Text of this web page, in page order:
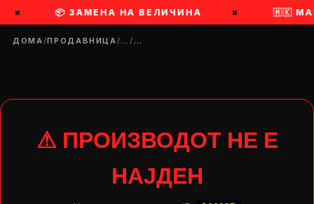
× 📦 ЗАМЕНА НА ВЕЛИЧИНА × 🇲🇰
ДОМА/ПРОДАВНИЦА/…/…
⚠ ПРОИЗВОДОТ НЕ Е
НАЈДЕН